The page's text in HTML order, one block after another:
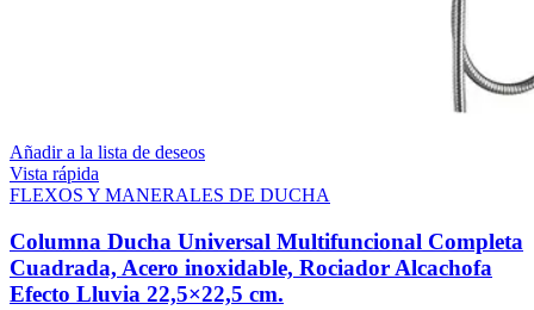
Añadir a la lista de deseos
Vista rápida
FLEXOS Y MANERALES DE DUCHA
Columna Ducha Universal Multifuncional Completa
Cuadrada, Acero inoxidable, Rociador Alcachofa
Efecto Lluvia 22,5×22,5 cm.